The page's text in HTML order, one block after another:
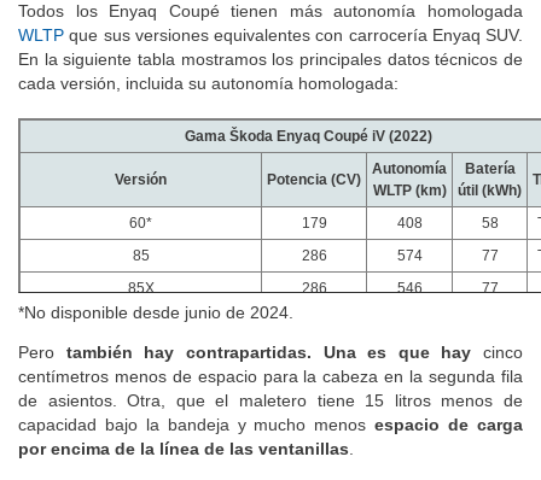
Todos los Enyaq Coupé tienen más autonomía homologada
WLTP que sus versiones equivalentes con carrocería Enyaq SUV.
En la siguiente tabla mostramos los principales datos técnicos de
cada versión, incluida su autonomía homologada:
Gama Škoda Enyaq Coupé iV (2022)
Versión Potencia (CV)
Autonomía
WLTP (km)
Batería
útil (kWh)
60* 179 408 58
85
286 574 77
85X
286 546
77
RS
*No disponible desde junio de 2024.
Pero también hay contrapartidas. Una es que hay cinco
centímetros menos de espacio para la cabeza en la segunda fila
de asientos. Otra, que el maletero tiene 15 litros menos de
capacidad bajo la bandeja y mucho menosespacio de carga
por encima de la línea de las ventanillas.